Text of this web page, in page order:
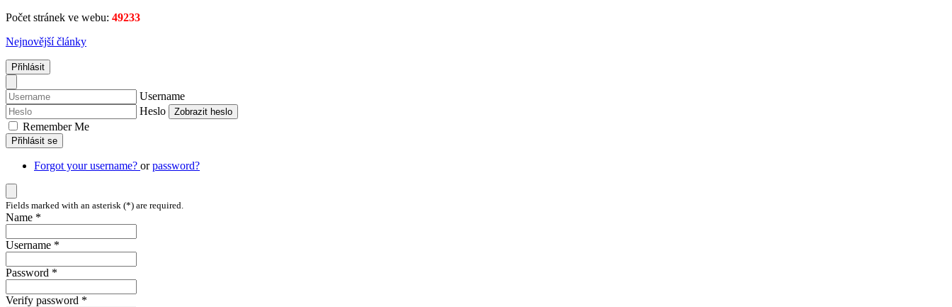
Počet stránek ve webu: 49233
Nejnovější články
Přihlásit
Username
Heslo
Zobrazit heslo
Remember Me
Přihlásit se
Forgot your username? orpassword?
Fields marked with an asterisk (*) are required.
Name *
Username *
Password *
Verify password *